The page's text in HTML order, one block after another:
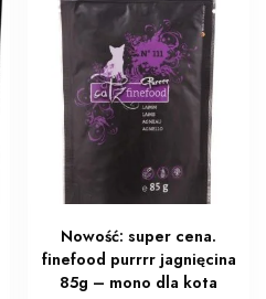
Nowość: super cena.
finefood purrrr jagnięcina
85g – mono dla kota